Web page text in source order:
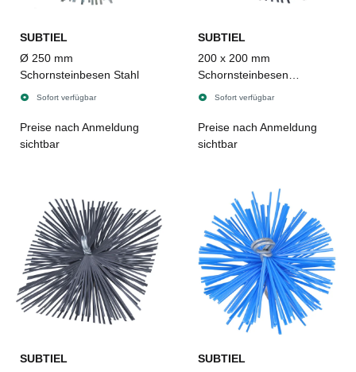
SUBTIEL
Ø 250 mm
Schornsteinbesen Stahl
Sofort verfügbar
Preise nach Anmeldung
sichtbar
SUBTIEL
200 x 200 mm
Schornsteinbesen
quadratisch, Stahl
Sofort verfügbar
Preise nach Anmeldung
sichtbar
SUBTIEL
SUBTIEL